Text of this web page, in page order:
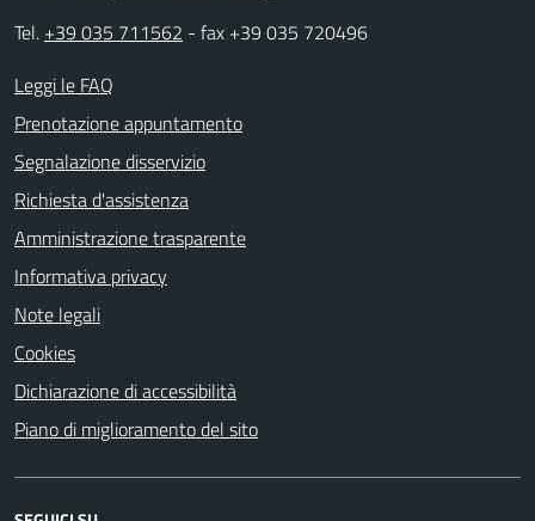
Tel. +39 035 711562 - fax +39 035 720496
Leggi le FAQ
Prenotazione appuntamento
Segnalazione disservizio
Richiesta d'assistenza
Amministrazione trasparente
Informativa privacy
Note legali
Cookies
Dichiarazione di accessibilità
Piano di miglioramento del sito